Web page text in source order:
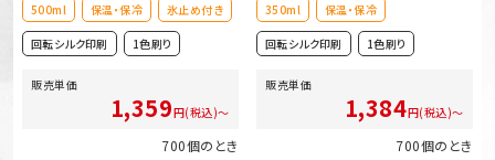
500ml 保温・保冷 氷止め付き
回転シルク印刷 1色刷り
販売単価
1,359円(税込)～
700個のとき
350ml 保温・保冷
回転シルク印刷 1色刷り
販売単価
1,384円(税込)～
700個のとき